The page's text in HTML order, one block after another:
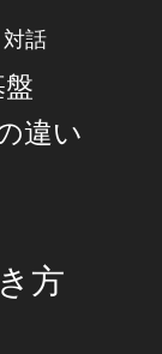
対話
違い
方